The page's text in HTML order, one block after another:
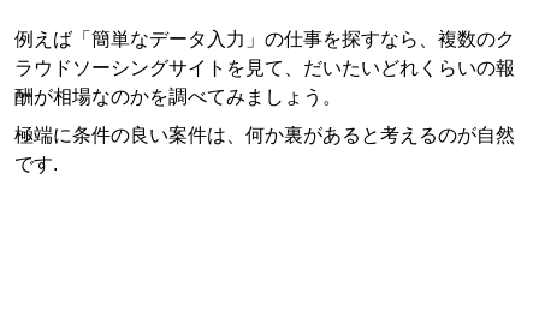
例えば「簡単なデータ入力」の仕事を探すなら、複数のク
ラウドソーシングサイトを見て、だいたいどれくらいの報
酬が相場なのかを調べてみましょう。
極端に条件の良い案件は、何か裏があると考えるのが自然
です.